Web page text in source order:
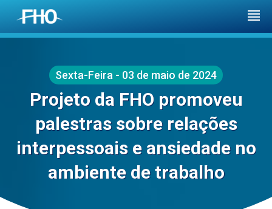
Sexta-Feira - 03 de maio de 2024
Projeto da FHO promoveu
palestras sobre relações
interpessoais e ansiedade no
ambiente de trabalho